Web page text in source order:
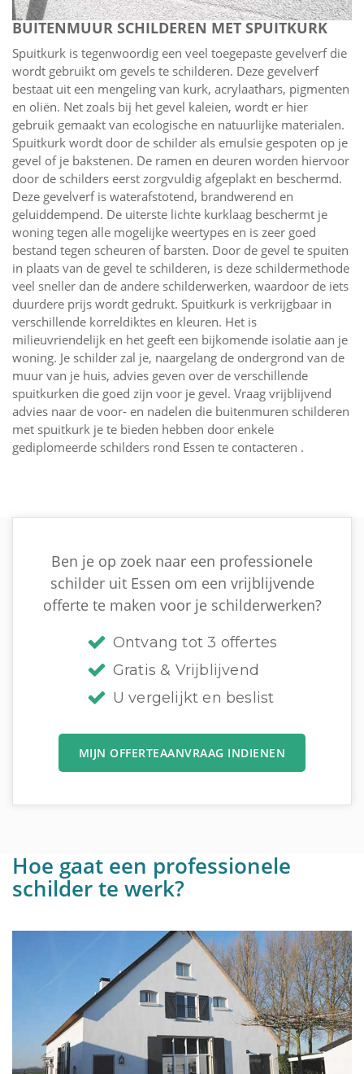
BUITENMUUR SCHILDEREN MET SPUITKURK
Spuitkurk is tegenwoordig een veel toegepaste gevelverf die
wordt gebruikt om gevels te schilderen. Deze gevelverf
bestaat uit een mengeling van kurk, acrylaathars, pigmenten
en oliën. Net zoals bij het gevel kaleien, wordt er hier
gebruik gemaakt van ecologische en natuurlijke materialen.
Spuitkurk wordt door de schilder als emulsie gespoten op je
gevel of je bakstenen. De ramen en deuren worden hiervoor
door de schilders eerst zorgvuldig afgeplakt en beschermd.
Deze gevelverf is waterafstotend, brandwerend en
geluiddempend. De uiterste lichte kurklaag beschermt je
woning tegen alle mogelijke weertypes en is zeer goed
bestand tegen scheuren of barsten. Door de gevel te spuiten
in plaats van de gevel te schilderen, is deze schildermethode
veel sneller dan de andere schilderwerken, waardoor de iets
duurdere prijs wordt gedrukt. Spuitkurk is verkrijgbaar in
verschillende korreldiktes en kleuren. Het is
milieuvriendelijk en het geeft een bijkomende isolatie aan je
woning. Je schilder zal je, naargelang de ondergrond van de
muur van je huis, advies geven over de verschillende
spuitkurken die goed zijn voor je gevel. Vraag vrijblijvend
advies naar de voor- en nadelen die buitenmuren schilderen
met spuitkurk je te bieden hebben door enkele
gediplomeerde schilders rond Essen te contacteren .
Ben je op zoek naar een professionele
schilder uit Essen om een vrijblijvende
offerte te maken voor je schilderwerken?
Ontvang tot 3 offertes
Gratis & Vrijblijvend
U vergelijkt en beslist
MIJN OFFERTEAANVRAAG INDIENEN
Hoe gaat een professionele
schilder te werk?